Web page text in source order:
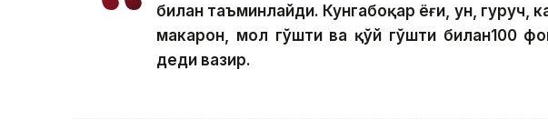
билан таъминлайди. Кунгабоқар ёғи, ун, гуруч,
макарон, мол гўшти ва қўй гўшти билан100
деди вазир.